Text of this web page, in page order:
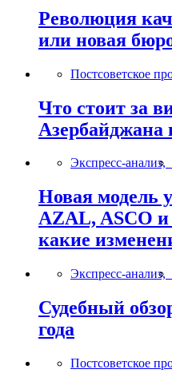
Революция
или новая
Постсоветское
Что стоит за
Азербайджана
Экспресс-анализ,
Новая модель
AZAL, ASCO и
какие
Экспресс-анализ,
Судебный
года
Постсоветское